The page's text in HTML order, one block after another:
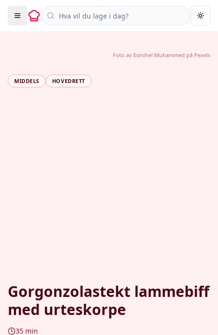
Søk i oppskrifter
MIDDELS HOVEDRETT
Gorgonzolastekt lammebiff
med urteskorpe
35 min
Foto av Esmihel Muhammed på Pexels